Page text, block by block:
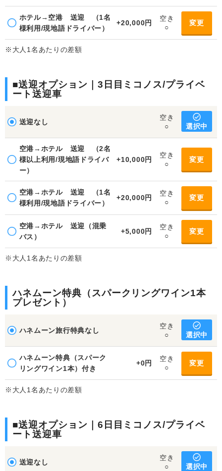
ホテル→空港 送迎 （1名
様利用/現地語ドライバー）
+20,000円
空き
○
変更
※大人1名あたりの差額
■送迎オプション｜3日目ミコノス/プライベ
ート送迎車
送迎なし
空き
○
選択中
空港→ホテル 送迎 （2名
様以上利用/現地語ドライバ
ー）
+10,000円
空き
○
変更
空港→ホテル 送迎 （1名
様利用/現地語ドライバー）
+20,000円
空き
○
変更
空港→ホテル 送迎（混乗
バス）
+5,000円
空き
○
変更
※大人1名あたりの差額
ハネムーン特典（スパークリングワイン1本
プレゼント）
ハネムーン旅行特典なし
空き
○
選択中
ハネムーン特典（スパーク
リングワイン1本）付き
+0円
空き
○
変更
※大人1名あたりの差額
■送迎オプション｜6日目ミコノス/プライベ
ート送迎車
送迎なし
空き
○
選択中